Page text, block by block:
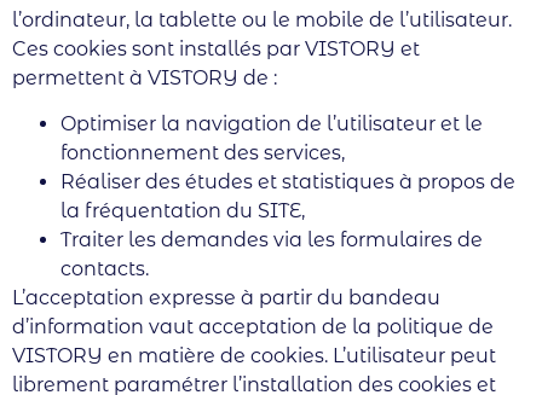
l’ordinateur, la tablette ou le mobile de l’utilisateur.
Ces cookies sont installés par VISTORY et
permettent à VISTORY de :
Optimiser la navigation de l’utilisateur et le
fonctionnement des services,
Réaliser des études et statistiques à propos de
la fréquentation du SITE,
Traiter les demandes via les formulaires de
contacts.
L’acceptation expresse à partir du bandeau
d’information vaut acceptation de la politique de
VISTORY en matière de cookies. L’utilisateur peut
librement paramétrer l’installation des cookies et